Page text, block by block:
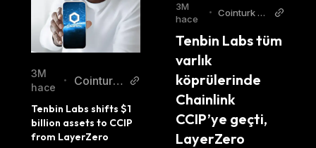
3M
hace
•
Cointurk
Tenbin Labs shifts $1
billion assets to CCIP
from LayerZero
3M
hace
• Cointurk Ne
Tenbin Labs tüm
varlık
köprülerinde
Chainlink
CCIP’ye geçti,
LayerZero